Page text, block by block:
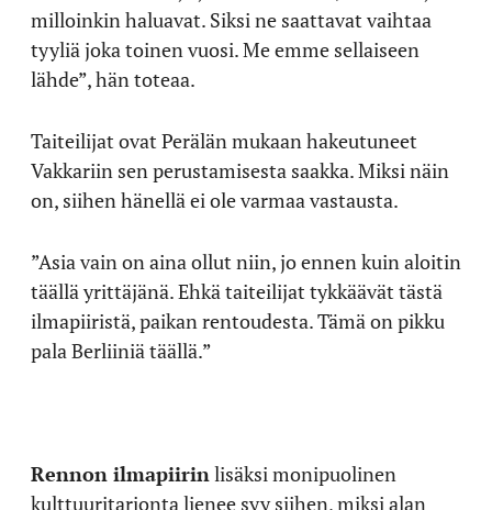
milloinkin haluavat. Siksi ne saattavat vaihtaa
tyyliä joka toinen vuosi. Me emme sellaiseen
lähde”, hän toteaa.
Taiteilijat ovat Perälän mukaan hakeutuneet
Vakkariin sen perustamisesta saakka. Miksi näin
on, siihen hänellä ei ole varmaa vastausta.
”Asia vain on aina ollut niin, jo ennen kuin aloitin
täällä yrittäjänä. Ehkä taiteilijat tykkäävät tästä
ilmapiiristä, paikan rentoudesta. Tämä on pikku
pala Berliiniä täällä.”
Rennon ilmapiirin lisäksi monipuolinen
kulttuuritarjonta lienee syy siihen, miksi alan